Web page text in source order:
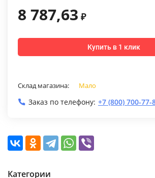
8 787,63 ₽
Купить в 1 клик
Склад магазина: Мало
Заказ по телефону: +7 (800) 700-77-
Категории